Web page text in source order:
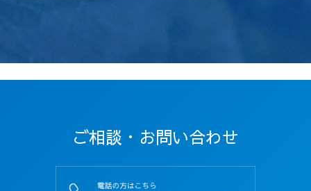
第２条（定義）
て、当該情報を構成する氏名、住所、電話番号、
メールアドレス、生年月日、及びその他の記述等
により当該応募者を識別できるもの（当該情報の
みでは識別できないが、他の情報と照合すること
ご相談・お問い合わせ